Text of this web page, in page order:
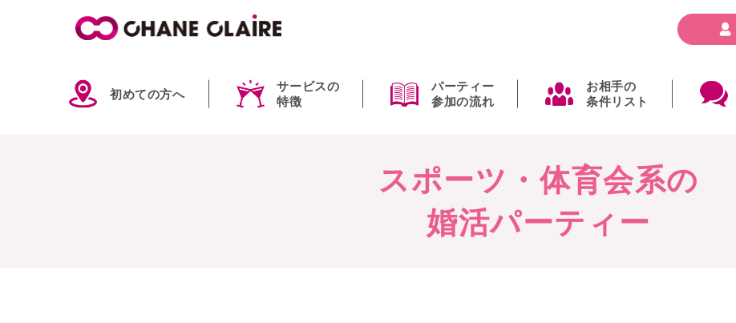
初めての方へ
サービスの
特徴
パーティー
参加の流れ
お相手の
条件リスト
スポーツ・体育会系の
婚活パーティー